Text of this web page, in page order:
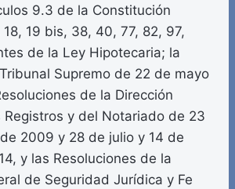
9.3 de la Constitución
18, 19 bis, 38, 40, 77, 82, 97,
de la Ley Hipotecaria; la
Supremo de 22 de mayo
de la Dirección
Registros y del Notariado de 23
2009 y 28 de julio y 14 de
y las Resoluciones de la
de Seguridad Jurídica y Fe